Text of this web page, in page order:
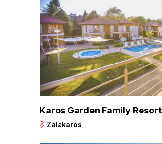
Karos Garden Family Resort
Zalakaros